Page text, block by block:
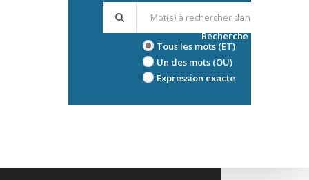
Tous les mots (ET)
Un des mots (OU)
Expression exacte
Recherche avancée